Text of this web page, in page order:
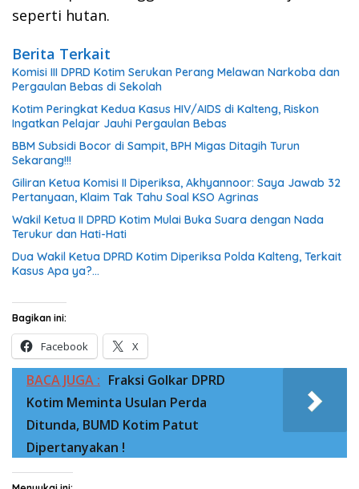
seperti hutan.
Berita Terkait
Komisi III DPRD Kotim Serukan Perang Melawan Narkoba dan
Pergaulan Bebas di Sekolah
Kotim Peringkat Kedua Kasus HIV/AIDS di Kalteng, Riskon
Ingatkan Pelajar Jauhi Pergaulan Bebas
BBM Subsidi Bocor di Sampit, BPH Migas Ditagih Turun
Sekarang!!!
Giliran Ketua Komisi II Diperiksa, Akhyannoor: Saya Jawab 32
Pertanyaan, Klaim Tak Tahu Soal KSO Agrinas
Wakil Ketua II DPRD Kotim Mulai Buka Suara dengan Nada
Terukur dan Hati-Hati
Dua Wakil Ketua DPRD Kotim Diperiksa Polda Kalteng, Terkait
Kasus Apa ya?…
Bagikan ini:
Facebook X
BACA JUGA : Fraksi Golkar DPRD
Kotim Meminta Usulan Perda
Ditunda, BUMD Kotim Patut
Dipertanyakan !